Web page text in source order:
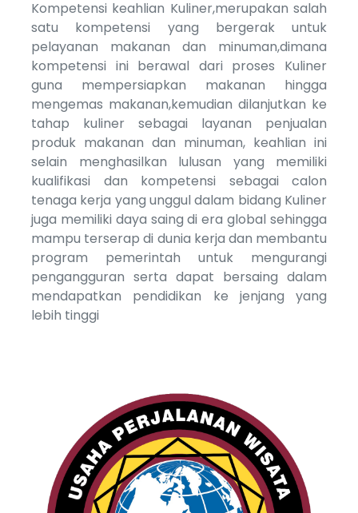
Kompetensi keahlian Kuliner,merupakan salah
satu kompetensi yang bergerak untuk
pelayanan makanan dan minuman,dimana
kompetensi ini berawal dari proses Kuliner
guna mempersiapkan makanan hingga
mengemas makanan,kemudian dilanjutkan ke
tahap kuliner sebagai layanan penjualan
produk makanan dan minuman, keahlian ini
selain menghasilkan lulusan yang memiliki
kualifikasi dan kompetensi sebagai calon
tenaga kerja yang unggul dalam bidang Kuliner
juga memiliki daya saing di era global sehingga
mampu terserap di dunia kerja dan membantu
program pemerintah untuk mengurangi
pengangguran serta dapat bersaing dalam
mendapatkan pendidikan ke jenjang yang
lebih tinggi